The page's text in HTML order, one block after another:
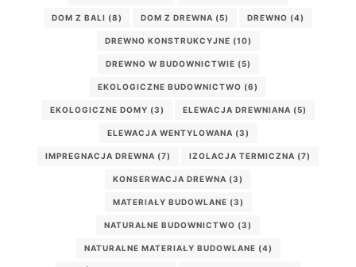
DOM Z BALI (8) DOM Z DREWNA (5) DREWNO (4)
DREWNO KONSTRUKCYJNE (10)
DREWNO W BUDOWNICTWIE (5)
EKOLOGICZNE BUDOWNICTWO (6)
EKOLOGICZNE DOMY (3) ELEWACJA DREWNIANA (5)
ELEWACJA WENTYLOWANA (3)
IMPREGNACJA DREWNA (7) IZOLACJA TERMICZNA (7)
KONSERWACJA DREWNA (3)
MATERIAŁY BUDOWLANE (3)
NATURALNE BUDOWNICTWO (3)
NATURALNE MATERIAŁY BUDOWLANE (4)